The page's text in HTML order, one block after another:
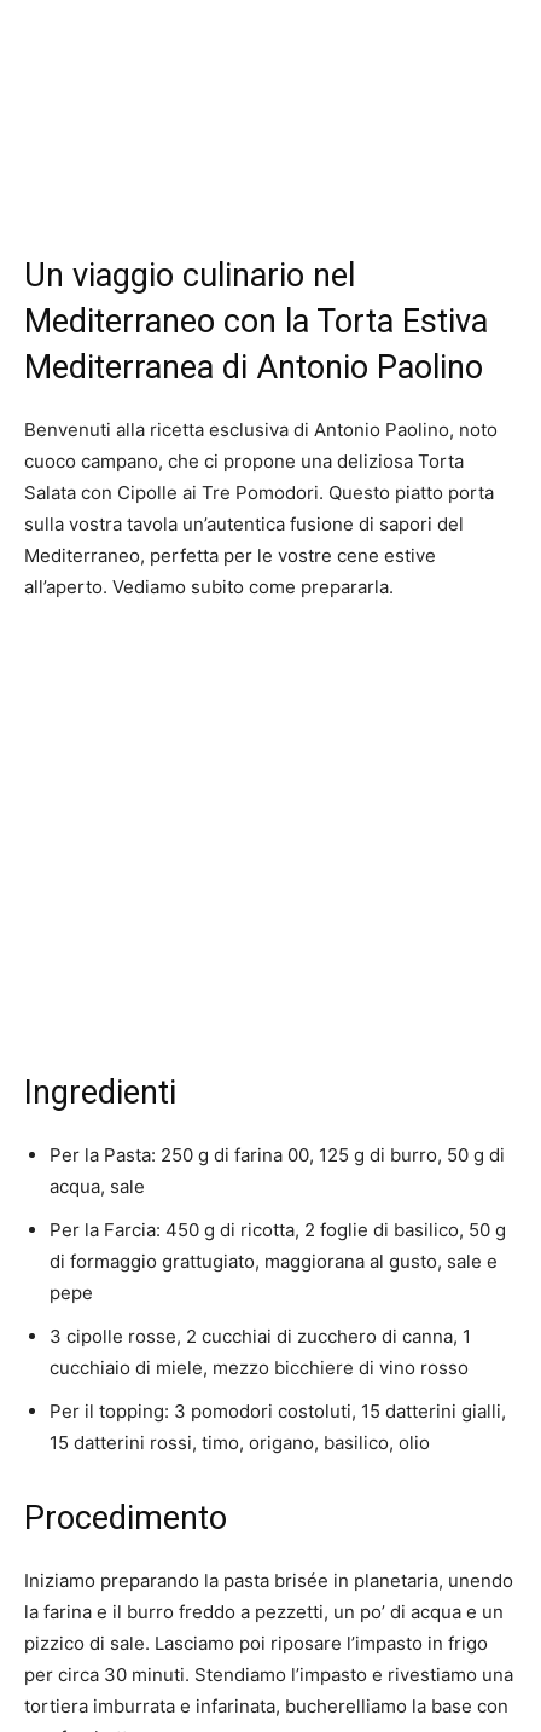
Un viaggio culinario nel
Mediterraneo con la Torta Estiva
Mediterranea di Antonio Paolino
Benvenuti alla ricetta esclusiva di Antonio Paolino, noto
cuoco campano, che ci propone una deliziosa Torta
Salata con Cipolle ai Tre Pomodori. Questo piatto porta
sulla vostra tavola un’autentica fusione di sapori del
Mediterraneo, perfetta per le vostre cene estive
all’aperto. Vediamo subito come prepararla.
Ingredienti
Per la Pasta: 250 g di farina 00, 125 g di burro, 50 g di
acqua, sale
Per la Farcia: 450 g di ricotta, 2 foglie di basilico, 50 g
di formaggio grattugiato, maggiorana al gusto, sale e
pepe
3 cipolle rosse, 2 cucchiai di zucchero di canna, 1
cucchiaio di miele, mezzo bicchiere di vino rosso
Per il topping: 3 pomodori costoluti, 15 datterini gialli,
15 datterini rossi, timo, origano, basilico, olio
Procedimento
Iniziamo preparando la pasta brisée in planetaria, unendo
la farina e il burro freddo a pezzetti, un po’ di acqua e un
pizzico di sale. Lasciamo poi riposare l’impasto in frigo
per circa 30 minuti. Stendiamo l’impasto e rivestiamo una
tortiera imburrata e infarinata, bucherelliamo la base con